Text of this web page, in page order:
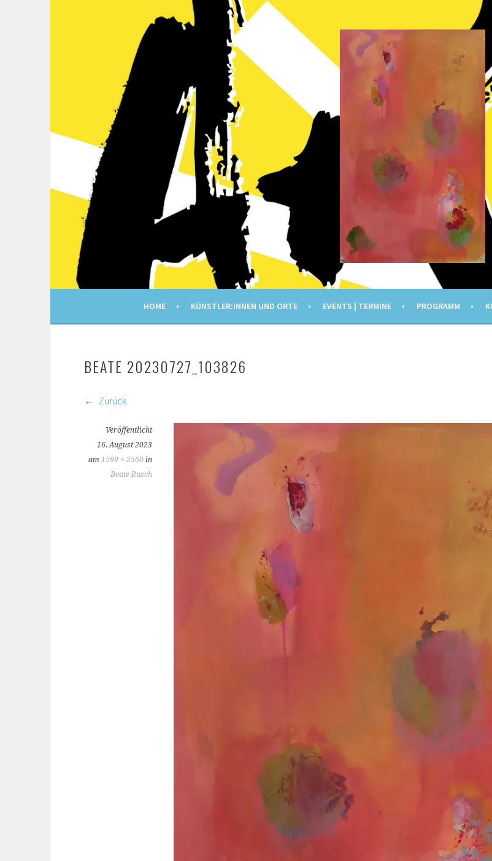
ART KREUZBERG 2021
OFFENE ATELIERS UND KUNSTORTE IM BERGMANN- UND GRAEFEKIEZ | 8. UND 9. SEPTEMBER
HOME KÜNSTLER:INNEN UND ORTE EVENTS | TERMINE PROGRAMM
BEATE 20230727_103826
Zurück
Veröffentlicht
16. August 2023
am 1599 × 2560 in
Beate Rusch